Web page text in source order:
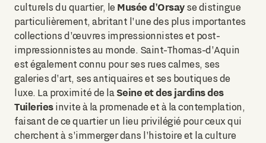
culturels du quartier, le Musée d'Orsayse distingue
particulièrement, abritant l'une des plus importantes
collections d'œuvres impressionnistes et post-
impressionnistes au monde. Saint-Thomas-d'Aquin
est également connu pour ses rues calmes, ses
galeries d'art, ses antiquaires et ses boutiques de
luxe. La proximité de la Seine et des jardins des
Tuileries invite à la promenade et à la contemplation,
faisant de ce quartier un lieu privilégié pour ceux qui
cherchent à s'immerger dans l'histoire et la culture